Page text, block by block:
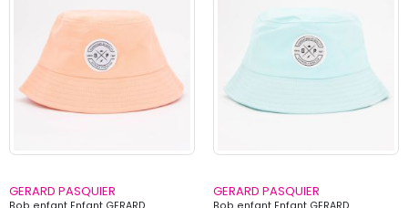
GERARD PASQUIER GERARD PASQUIER